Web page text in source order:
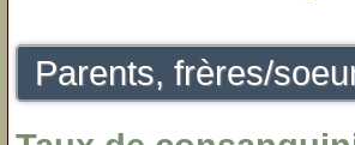
Parents, frères/